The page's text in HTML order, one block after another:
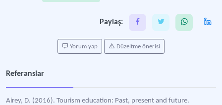
Paylaş:
Yorum yap Düzeltme önerisi
Referanslar
Airey, D. (2016). Tourism education: Past, present and future.